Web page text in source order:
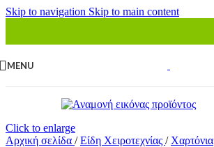
Skip to navigation Skip to main content
MENU
Click to enlarge
Αρχική σελίδα / Είδη Χειροτεχνίας / Χαρτόνια